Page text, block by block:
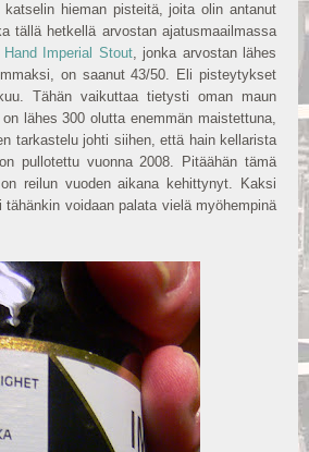
hieman pisteitä, joita olin antanut
tällä hetkellä arvostan ajatusmaailmassa
Hand Imperial Stout, jonka arvostan lähes
on saanut 43/50. Eli pisteytykset
Tähän vaikuttaa tietysti oman maun
lähes 300 olutta enemmän maistettuna,
tarkastelu johti siihen, että hain kellarista
pullotettu vuonna 2008. Pitäähän tämä
reilun vuoden aikana kehittynyt. Kaksi
voidaan palata vielä myöhempinä